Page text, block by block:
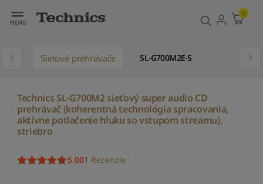
0
Sieťové prehrávače SL-G700M2E-S
Technics SL-G700M2 sieťový super audio CD
prehrávač (koherentná technológia spracovania,
aktívne potlačenie hluku so vstupom streamu),
striebro
5.001 Recenzie